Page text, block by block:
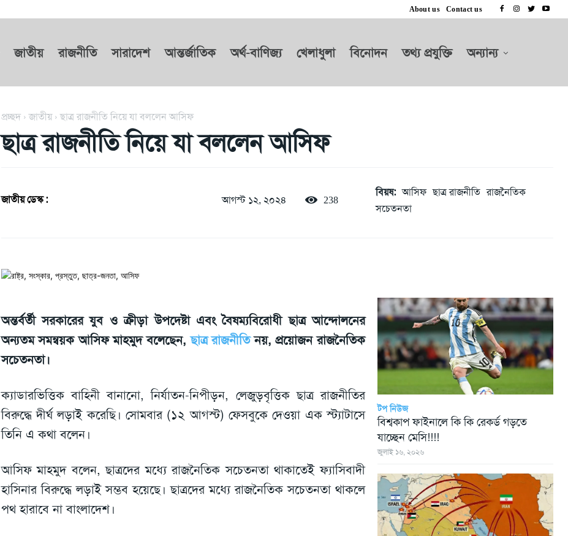
About us Contact us
জাতীয় রাজনীতি সারাদেশ আন্তর্জাতিক অর্থ-বাণিজ্য খেলাধুলা বিনোদন তথ্য প্রযুক্তি অন্যান্য
প্রচ্ছদ জাতীয় ছাত্র রাজনীতি নিয়ে যা বললেন আসিফ
ছাত্র রাজনীতি নিয়ে যা বললেন আসিফ
জাতীয় ডেস্ক : আগস্ট ১২, ২০২৪ 238
বিয়ষ: আসিফ ছাত্র রাজনীতি রাজনৈতিক
সচেতনতা
অন্তর্বর্তী সরকারের যুব ও ক্রীড়া উপদেষ্টা এবং বৈষম্যবিরোধী ছাত্র আন্দোলনের
অন্যতম সমন্বয়ক আসিফ মাহমুদ বলেছেন,ছাত্র রাজনীতিনয়, প্রয়োজন রাজনৈতিক
সচেতনতা।
ক্যাডারভিত্তিক বাহিনী বানানো, নির্যাতন-নিপীড়ন, লেজুড়বৃত্তিক ছাত্র রাজনীতির
বিরুদ্ধে দীর্ঘ লড়াই করেছি। সোমবার (১২ আগস্ট) ফেসবুকে দেওয়া এক স্ট্যাটাসে
তিনি এ কথা বলেন।
আসিফ মাহমুদ বলেন, ছাত্রদের মধ্যে রাজনৈতিক সচেতনতা থাকাতেই ফ্যাসিবাদী
হাসিনার বিরুদ্ধে লড়াই সম্ভব হয়েছে। ছাত্রদের মধ্যে রাজনৈতিক সচেতনতা থাকলে
পথ হারাবে না বাংলাদেশ।
টপ নিউজ
বিশ্বকাপ ফাইনালে কি কি রেকর্ড গড়তে
যাচ্ছেন মেসি!!!!
জুলাই ১৬, ২০২৬